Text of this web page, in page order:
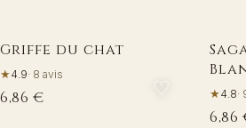
Griffe du chat
★4.9· 8 avis
6,86 € ♡ ★4.8·
6,86